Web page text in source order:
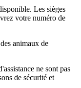
Les sièges
votre numéro de
animaux de
ne sont pas
de sécurité et